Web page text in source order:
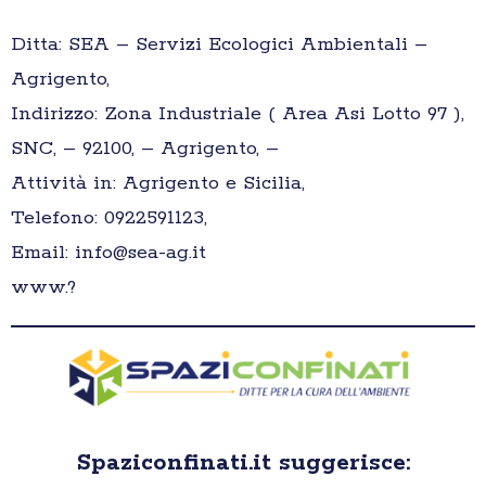
Ditta: SEA – Servizi Ecologici Ambientali –
Agrigento,
Indirizzo: Zona Industriale ( Area Asi Lotto 97 ),
SNC, – 92100, – Agrigento, –
Attività in: Agrigento e Sicilia,
Telefono: 0922591123,
Email: info@sea-ag.it
www.?
Spaziconfinati.it suggerisce: